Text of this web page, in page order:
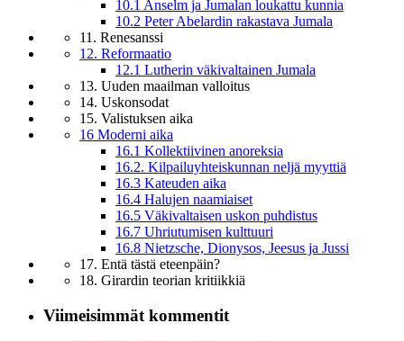
10.1 Anselm ja Jumalan loukattu kunnia
10.2 Peter Abelardin rakastava Jumala
11. Renesanssi
12. Reformaatio
12.1 Lutherin väkivaltainen Jumala
13. Uuden maailman valloitus
14. Uskonsodat
15. Valistuksen aika
16 Moderni aika
16.1 Kollektiivinen anoreksia
16.2. Kilpailuyhteiskunnan neljä myyttiä
16.3 Kateuden aika
16.4 Halujen naamiaiset
16.5 Väkivaltaisen uskon puhdistus
16.7 Uhriutumisen kulttuuri
16.8 Nietzsche, Dionysos, Jeesus ja Jussi
17. Entä tästä eteenpäin?
18. Girardin teorian kritiikkiä
Viimeisimmät kommentit